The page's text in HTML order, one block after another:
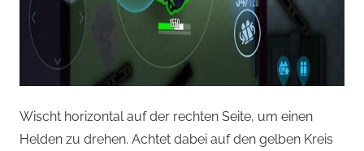
Wischt horizontal auf der rechten Seite, um einen
Helden zu drehen. Achtet dabei auf den gelben Kreis